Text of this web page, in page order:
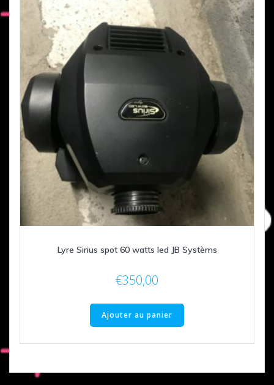
Lyre Sirius spot 60 watts led JB Systèms
€350,00
Ajouter au panier